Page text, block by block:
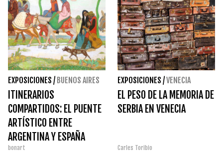
EXPOSICIONES / BUENOS AIRES
ITINERARIOS
COMPARTIDOS: EL PUENTE
ARTÍSTICO ENTRE
ARGENTINA Y ESPAÑA
bonart
EXPOSICIONES /VENECIA
EL PESO DE LA MEMORIA DE
SERBIA EN VENECIA
Carles Toribio